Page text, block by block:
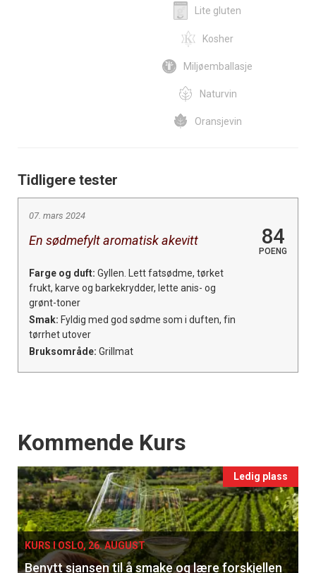
Lite gluten
Kosher
Miljøemballasje
Naturvin
Oransjevin
Tidligere tester
07. mars 2024
En sødmefylt aromatisk akevitt 84
POENG
Farge og duft: Gyllen. Lett fatsødme, tørket
frukt, karve og barkekrydder, lette anis- og
grønt-toner
Smak: Fyldig med god sødme som i duften, fin
tørrhet utover
Bruksområde: Grillmat
Events
Kommende Kurs
Ledig plass
KURS I OSLO, 26. AUGUST
Benytt sjansen til å smake og lære forskjellen